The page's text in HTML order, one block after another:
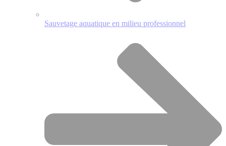
Sauvetage aquatique en milieu professionnel